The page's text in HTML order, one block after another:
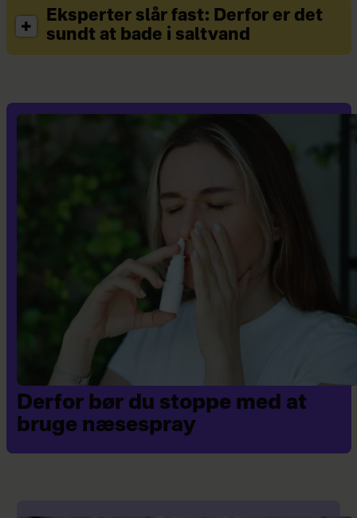
Eksperter slår fast: Derfor er det
sundt at bade i saltvand
Derfor bør du stoppe med at
bruge næsespray